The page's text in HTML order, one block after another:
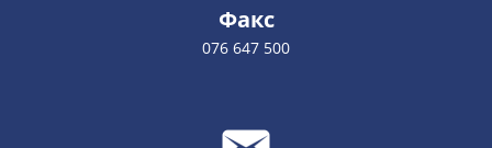
Факс
076 647 500